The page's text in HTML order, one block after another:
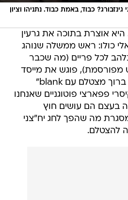
כבוד, באמת כבוד. נתניהו וציון
אוצרת בתוכה את גרעין
כולו: ראש ממשלה שנוהג
לכל פריים (מה שכבר
מפורסמת), פוגש את מייסד
הז'אנר האמנותי "ציון ברוך מצטלם עם blank"
פפארצי פוטוגניים שאנחנו
בעצם הם עושים חוץ
מה שהפך לחג יח"צני
להצטלם.